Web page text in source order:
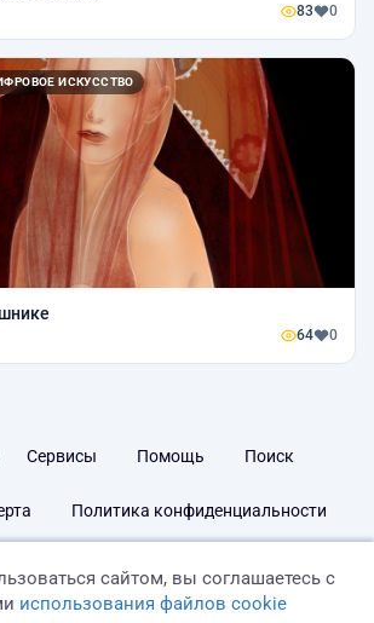
83 0
ИСКУССТВО
64 0
Сервисы Помощь Поиск
Политика конфиденциальности
сайтом, вы соглашаетесь с
использования файлов cookie